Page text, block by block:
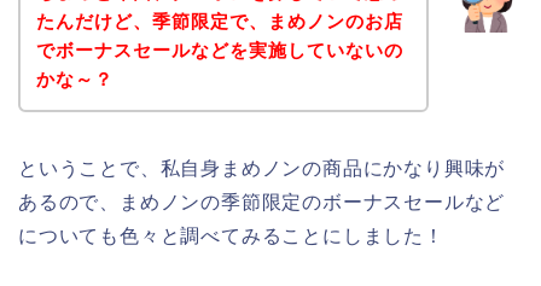
たんだけど、季節限定で、まめノンのお店
でボーナスセールなどを実施していないの
かな～？
ということで、私自身まめノンの商品にかなり興味が
あるので、まめノンの季節限定のボーナスセールなど
についても色々と調べてみることにしました！